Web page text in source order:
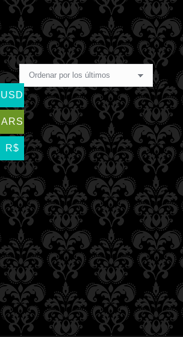
USD
ARS
R$